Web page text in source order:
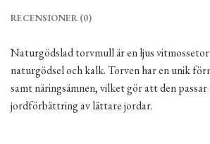
RECENSIONER (0)
Naturgödslad torvmull är en ljus
naturgödsel och kalk. Torven har en unik
samt näringsämnen, vilket gör att den
jordförbättring av lättare jordar.